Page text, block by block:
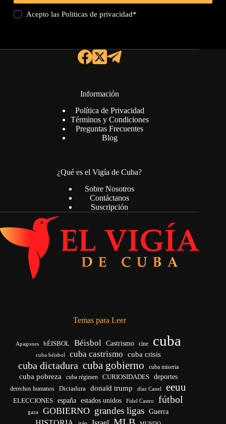
Acepto lasPoliticas de privacidad*
Información
Política de Privacidad
Términos y Condiciones
Preguntas Frecuentes
Blog
¿Qué es el Vigía de Cuba?
Sobre Nosotros
Contáctanos
Suscripción
Temas para Leer
Apagones bÉISBOL Béisbol Castrismo cine cuba
cuba béisbol cuba castrismo cuba crisis
cuba dictadura cuba gobierno cuba miseria
cuba pobreza cuba régimen CURIOSIDADES deportes
derechos humanos Dictadura donald trump díaz Canel eeuu
ELECCIONES españa estados unidos Fidel Castro fútbol
gaza GOBIERNO grandes ligas Guerra